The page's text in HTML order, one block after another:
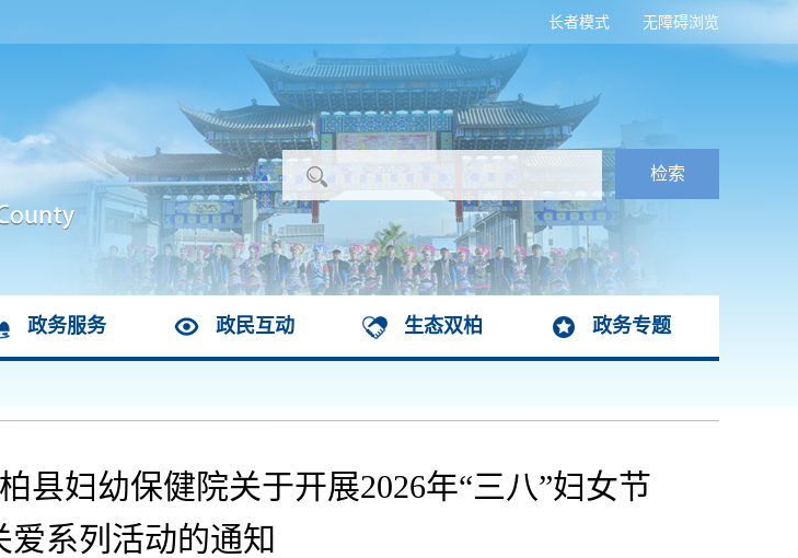
无障碍浏览
长者模式
政务服务 政民互动 生态双柏 政务专题
县妇幼保健院关于开展2026年“三八”妇女节
爱系列活动的通知